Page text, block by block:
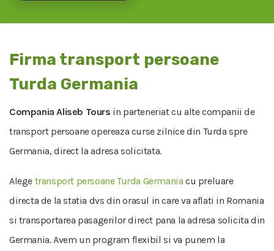
Firma transport persoane
Turda Germania
Compania Aliseb Tours in parteneriat cu alte companii de
transport persoane opereaza curse zilnice din Turda spre
Germania, direct la adresa solicitata.
Alege transport persoane Turda Germania cu preluare
directa de la statia dvs din orasul in care va aflati in Romania
si transportarea pasagerilor direct pana la adresa solicita din
Germania. Avem un program flexibil si va punem la